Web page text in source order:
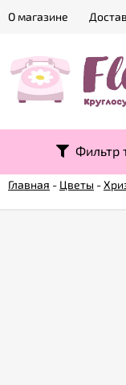
О магазине
Фильтр
Главная - Цветы -